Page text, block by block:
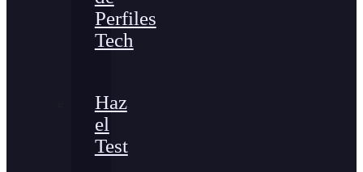
Perfiles
Tech
Haz
el
Test